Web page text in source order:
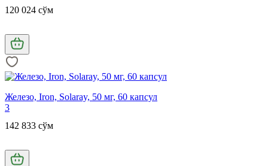
120 024 сўм
Железо, Iron, Solaray, 50 мг, 60 капсул
3
142 833 сўм